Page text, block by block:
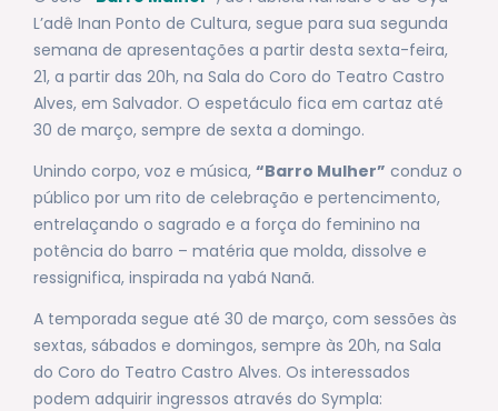
L’adê Inan Ponto de Cultura, segue para sua segunda
semana de apresentações a partir desta sexta-feira,
21, a partir das 20h, na Sala do Coro do Teatro Castro
Alves, em Salvador. O espetáculo fica em cartaz até
30 de março, sempre de sexta a domingo.
Unindo corpo, voz e música, “Barro Mulher” conduz o
público por um rito de celebração e pertencimento,
entrelaçando o sagrado e a força do feminino na
potência do barro – matéria que molda, dissolve e
ressignifica, inspirada na yabá Nanã.
A temporada segue até 30 de março, com sessões às
sextas, sábados e domingos, sempre às 20h, na Sala
do Coro do Teatro Castro Alves. Os interessados
podem adquirir ingressos através do Sympla: